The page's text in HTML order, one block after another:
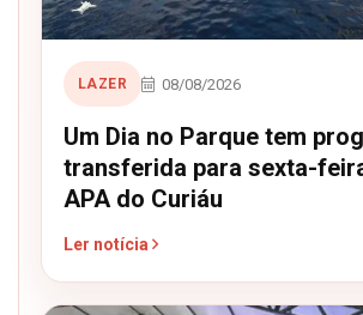
LAZER 08/08/2026
Um Dia no Parque tem
transferida para sexta-
APA do Curiáu
Ler notícia